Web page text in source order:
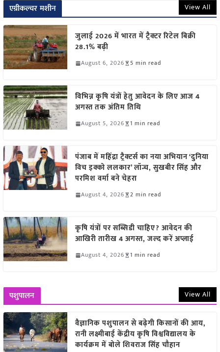
एग्रीकल्चर मशीन View All
जुलाई 2026 में भारत में ट्रैक्टर रिटेल बिक्री
28.1% बढ़ी
August 6, 2026 5 min read
विभिन्न कृषि यंत्रों हेतु आवेदन के लिए आज 4
अगस्त तक अंतिम तिथि
August 5, 2026 1 min read
पंजाब में महिंद्रा ट्रैक्टर्स का नया अभियान ‘दुनिया
विच इक्को ललकार’ लॉन्च, सुखबीर सिंह और
परमिश वर्मा बने चेहरा
August 4, 2026 2 min read
कृषि यंत्रों पर सब्सिडी चाहिए? आवेदन की
आखिरी तारीख 4 अगस्त, जल्द करें अप्लाई
August 4, 2026 1 min read
पशुपालन View All
वैज्ञानिक पशुपालन से बढ़ेगी किसानों की आय,
रानी लक्ष्मीबाई केंद्रीय कृषि विश्वविद्यालय के
कार्यक्रम में बोले शिवराज सिंह चौहान